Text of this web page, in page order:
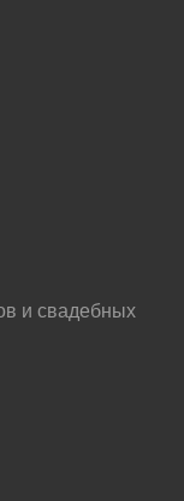
и свадебных